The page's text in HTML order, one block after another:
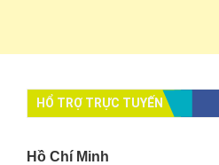
HỔ TRỢ TRỰC TUYẾN
Hồ Chí Minh